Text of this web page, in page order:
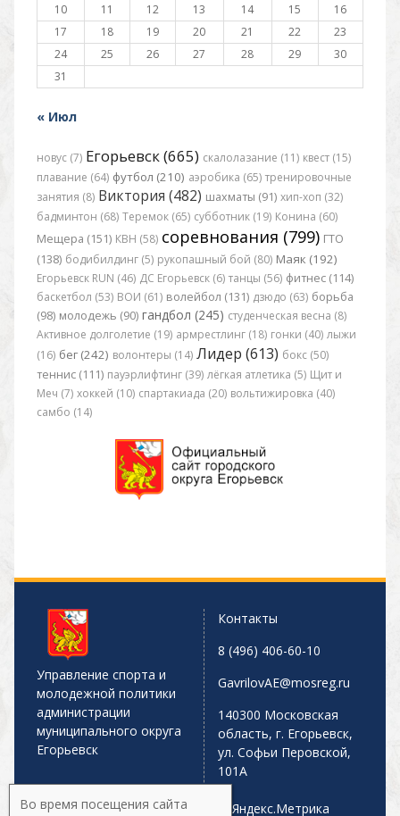
10
11 12 13 14 15
16
17
18 19 20 21 22
23
24
25 26 27 28 29
30
31
« Июл
новус (7) Егорьевск (665) скалолазание (11) квест (15)
плавание (64) футбол (210) аэробика (65) тренировочные
занятия (8) Виктория (482) шахматы (91) хип-хоп (32)
бадминтон (68) Теремок (65) субботник (19) Конина (60)
Мещера (151) КВН (58) соревнования (799) ГТО
(138) бодибилдинг (5) рукопашный бой (80) Маяк (192)
Егорьевск RUN (46) ДС Егорьевск (6) танцы (56) фитнес (114)
баскетбол (53) ВОИ (61) волейбол (131) дзюдо (63) борьба
(98) молодежь (90) гандбол (245) студенческая весна (8)
Активное долголетие (19) армрестлинг (18) гонки (40) лыжи
(16) бег (242) волонтеры (14) Лидер (613) бокс (50)
теннис (111) пауэрлифтинг (39) лёгкая атлетика (5) Щит и
Меч (7) хоккей (10) спартакиада (20) вольтижировка (40)
самбо (14)
Управление спорта и
молодежной политики
администрации
муниципального округа
Егорьевск
Контакты
8 (496) 406-60-10
GavrilovAE@mosreg.ru
140300 Московская
область, г. Егорьевск,
ул. Софьи Перовской,
101А
Во время посещения сайта